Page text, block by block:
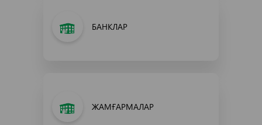
БАНКЛАР
ЖАМҒАРМАЛАР